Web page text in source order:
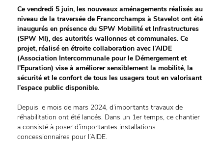
Ce vendredi 5 juin, les nouveaux aménagements réalisés au
niveau de la traversée de Francorchamps à Stavelot ont été
inaugurés en présence du SPW Mobilité et Infrastructures
(SPW MI), des autorités wallonnes et communales. Ce
projet, réalisé en étroite collaboration avec l’AIDE
(Association Intercommunale pour le Démergement et
l’Epuration) vise à améliorer sensiblement la mobilité, la
sécurité et le confort de tous les usagers tout en valorisant
l’espace public disponible.
Depuis le mois de mars 2024, d’importants travaux de
réhabilitation ont été lancés. Dans un 1er temps, ce chantier
a consisté à poser d’importantes installations
concessionnaires pour l’AIDE.